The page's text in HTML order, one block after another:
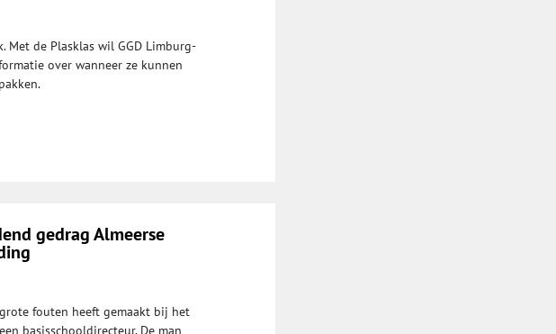
de Plasklas wil GGD Limburg-
over wanneer ze kunnen
gedrag Almeerse
fouten heeft gemaakt bij het
basisschooldirecteur. De man